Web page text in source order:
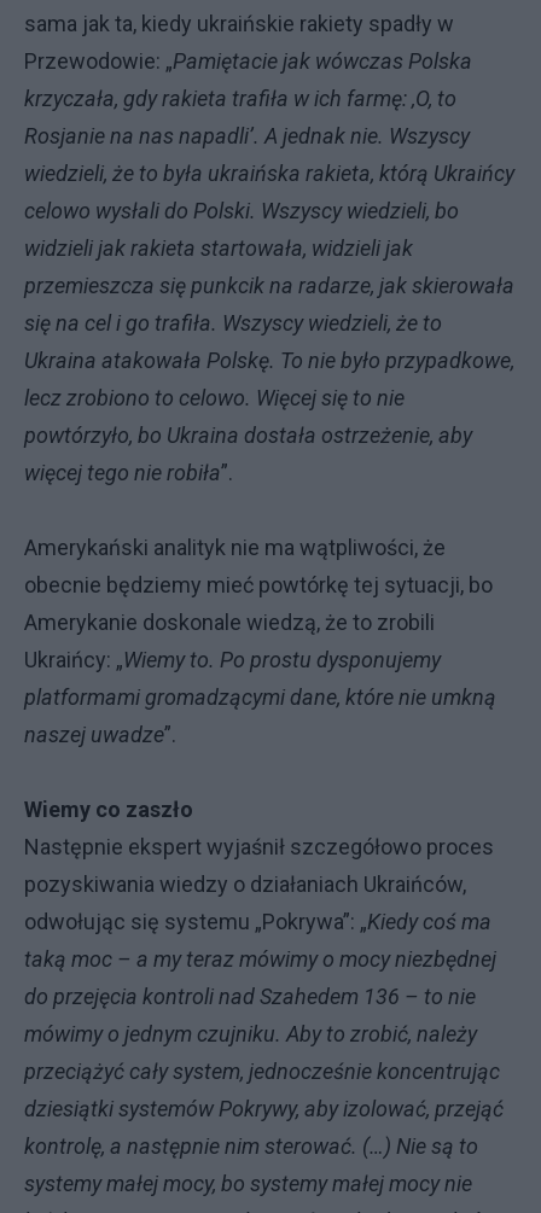
sama jak ta, kiedy ukraińskie rakiety spadły w
Przewodowie: „Pamiętacie jak wówczas Polska
krzyczała, gdy rakieta trafiła w ich farmę: ‚O, to
Rosjanie na nas napadli’. A jednak nie. Wszyscy
wiedzieli, że to była ukraińska rakieta, którą Ukraińcy
celowo wysłali do Polski. Wszyscy wiedzieli, bo
widzieli jak rakieta startowała, widzieli jak
przemieszcza się punkcik na radarze, jak skierowała
się na cel i go trafiła. Wszyscy wiedzieli, że to
Ukraina atakowała Polskę. To nie było przypadkowe,
lecz zrobiono to celowo. Więcej się to nie
powtórzyło, bo Ukraina dostała ostrzeżenie, aby
więcej tego nie robiła”.
Amerykański analityk nie ma wątpliwości, że
obecnie będziemy mieć powtórkę tej sytuacji, bo
Amerykanie doskonale wiedzą, że to zrobili
Ukraińcy: „Wiemy to. Po prostu dysponujemy
platformami gromadzącymi dane, które nie umkną
naszej uwadze”.
Wiemy co zaszło
Następnie ekspert wyjaśnił szczegółowo proces
pozyskiwania wiedzy o działaniach Ukraińców,
odwołując się systemu „Pokrywa”: „Kiedy coś ma
taką moc – a my teraz mówimy o mocy niezbędnej
do przejęcia kontroli nad Szahedem 136 – to nie
mówimy o jednym czujniku. Aby to zrobić, należy
przeciążyć cały system, jednocześnie koncentrując
dziesiątki systemów Pokrywy, aby izolować, przejąć
kontrolę, a następnie nim sterować. (…) Nie są to
systemy małej mocy, bo systemy małej mocy nie